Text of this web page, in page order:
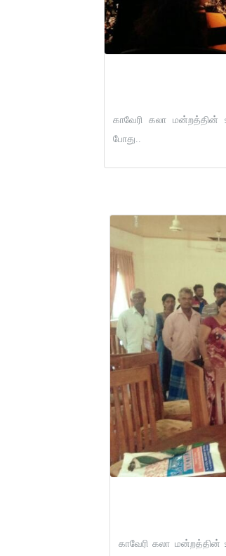
காவேரி கலா மன்றத்தின்
போது..
காவேரி கலா மன்றத்தின்